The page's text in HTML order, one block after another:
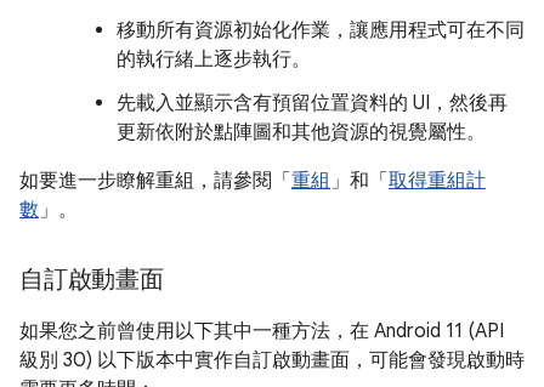
移動所有資源初始化作業，讓應用程式可在不同
的執行緒上逐步執行。
先載入並顯示含有預留位置資料的 UI，然後再
更新依附於點陣圖和其他資源的視覺屬性。
如要進一步瞭解重組，請參閱「重組 」和「取得重組計
數 」。
自訂啟動畫面
如果您之前曾使用以下其中一種方法，在 Android 11 (API
級別 30) 以下版本中實作自訂啟動畫面，可能會發現啟動時